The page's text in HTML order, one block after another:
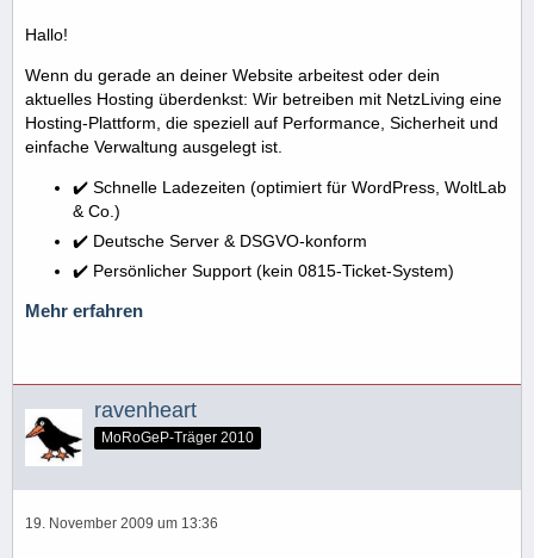
Hallo!
Wenn du gerade an deiner Website arbeitest oder dein
aktuelles Hosting überdenkst: Wir betreiben mit NetzLiving eine
Hosting-Plattform, die speziell auf Performance, Sicherheit und
einfache Verwaltung ausgelegt ist.
✔️ Schnelle Ladezeiten (optimiert für WordPress, WoltLab
& Co.)
✔️ Deutsche Server & DSGVO-konform
✔️ Persönlicher Support (kein 0815-Ticket-System)
Mehr erfahren
ravenheart
MoRoGeP-Träger 2010
19. November 2009 um 13:36